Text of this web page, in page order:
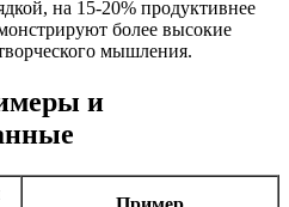
на 15-20% продуктивнее
более высокие
мышления.
и